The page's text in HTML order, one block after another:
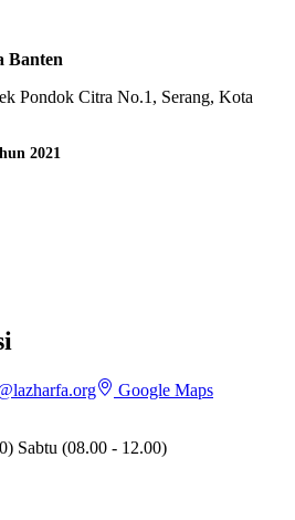
Banten
Pondok Citra No.1, Serang, Kota
2021
Google Maps
Sabtu (08.00 - 12.00)